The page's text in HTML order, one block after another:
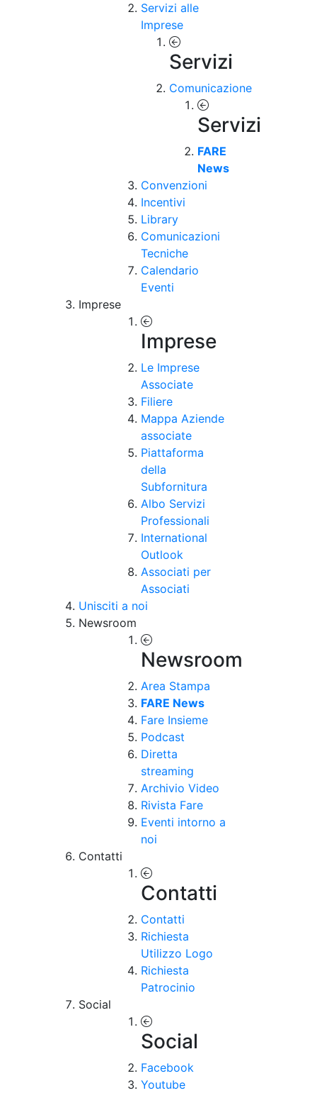
Servizi alle
Imprese
Servizi
Comunicazione
Servizi
FARE
News
Convenzioni
Incentivi
Library
Comunicazioni
Tecniche
Calendario
Eventi
Imprese
Imprese
Le Imprese
Associate
Filiere
Mappa Aziende
associate
Piattaforma
della
Subfornitura
Albo Servizi
Professionali
International
Outlook
Associati per
Associati
Unisciti a noi
Newsroom
Newsroom
Area Stampa
FARE News
Fare Insieme
Podcast
Diretta
streaming
Archivio Video
Rivista Fare
Eventi intorno a
noi
Contatti
Contatti
Contatti
Richiesta
Utilizzo Logo
Richiesta
Patrocinio
Social
Social
Facebook
Youtube